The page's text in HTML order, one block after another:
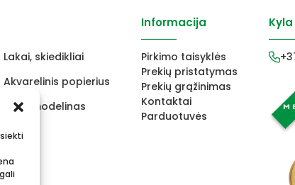
Lakai, skiedikliai
Akvarelinis popierius
FIMO modelinas
Vokai
Informacija
Pirkimo taisyklės
Prekių pristatymas
Prekių grąžinimas
Kontaktai
Parduotuvės